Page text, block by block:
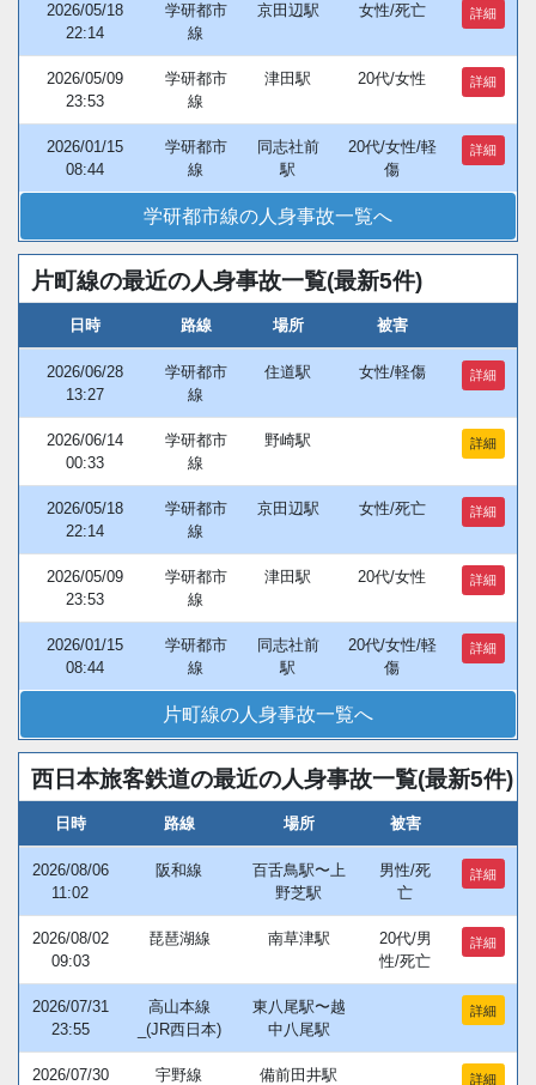
2026/05/18
22:14
学研都市
線
京田辺駅 女性/死亡 詳細
2026/05/09
23:53
学研都市
線
津田駅 20代/女性 詳細
2026/01/15
08:44
学研都市
線
同志社前
駅
20代/女性/軽
傷
詳細
学研都市線の人身事故一覧へ
片町線の最近の人身事故一覧(最新5件)
日時 路線 場所 被害
2026/06/28
13:27
学研都市
線
住道駅 女性/軽傷 詳細
2026/06/14
00:33
学研都市
線
野崎駅 詳細
2026/05/18
22:14
学研都市
線
京田辺駅 女性/死亡 詳細
2026/05/09
23:53
学研都市
線
津田駅 20代/女性 詳細
2026/01/15
08:44
学研都市
線
同志社前
駅
20代/女性/軽
傷
詳細
片町線の人身事故一覧へ
西日本旅客鉄道の最近の人身事故一覧(最新5件)
日時 路線 場所 被害
2026/08/06
11:02
阪和線
百舌鳥駅〜上
野芝駅
男性/死
亡
詳細
2026/08/02
09:03
琵琶湖線 南草津駅
20代/男
性/死亡
詳細
2026/07/31
23:55
高山本線
_(JR西日本)
東八尾駅〜越
中八尾駅
詳細
2026/07/30 宇野線 備前田井駅 詳細